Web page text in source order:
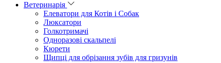
Ветеринарія
Елеватори для Котів і Собак
Люксатори
Голкотримачі
Одноразові скальпелі
Кюрети
Щипці для обрізання зубів для гризунів